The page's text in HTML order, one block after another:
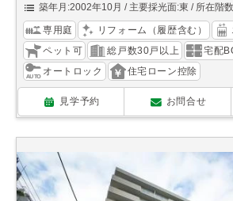
築年月:2002年10月
主要採光面:東 所在階
専用庭 リフォーム（履歴含む）
ペット可
総戸数30戸以上
宅配
オートロック
住宅ローン控除
見学予約 お問合せ